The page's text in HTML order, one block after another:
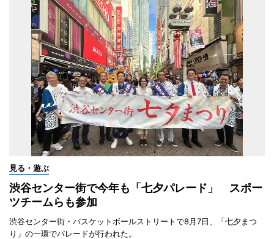
見る・遊ぶ
渋谷センター街で今年も「七夕パレード」 スポー
ツチームらも参加
渋谷センター街・バスケットボールストリートで8月7日、「七夕まつ
り」の一環でパレードが行われた。